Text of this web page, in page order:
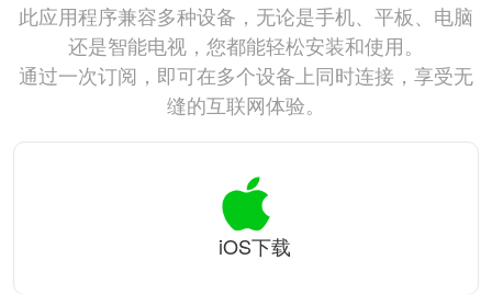
此应用程序兼容多种设备，无论是手机、平板、电脑
还是智能电视，您都能轻松安装和使用。
通过一次订阅，即可在多个设备上同时连接，享受无
缝的互联网体验。
iOS下载